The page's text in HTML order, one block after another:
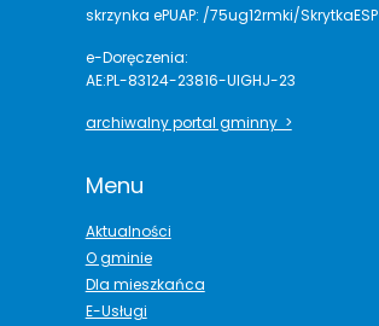
skrzynka ePUAP: /75ug12rmki/SkrytkaESP
e-Doręczenia:
AE:PL-83124-23816-UIGHJ-23
archiwalny portal gminny >
Menu
Aktualności
O gminie
Dla mieszkańca
E-Usługi